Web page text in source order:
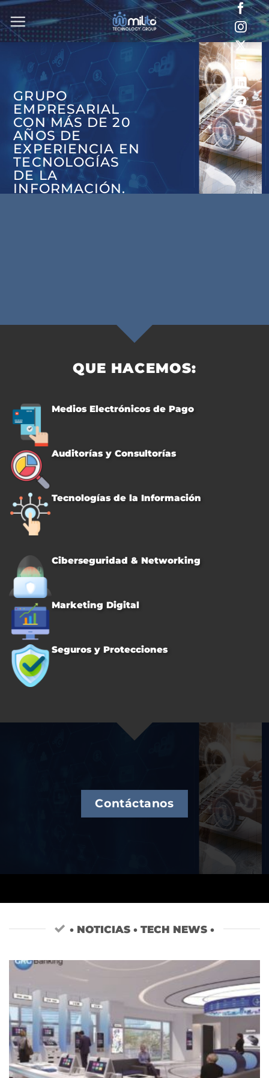
Saltar
al
contenido
GRUPO
EMPRESARIAL
CON MÁS DE 20
AÑOS DE
EXPERIENCIA EN
TECNOLOGÍAS
DE LA
INFORMACIÓN.
QUE HACEMOS:
Medios Electrónicos de Pago
Auditorías y Consultorías
Tecnologías de la Información
Ciberseguridad & Networking
Marketing Digital
Seguros y Protecciones
Contáctanos
• NOTICIAS • TECH NEWS •